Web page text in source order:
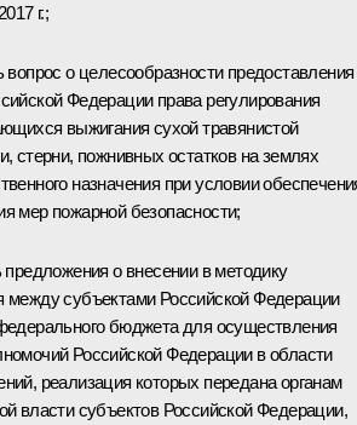
г.;
вопрос о целесообразности предоставления
Федерации права регулирования
выжигания сухой травянистой
стерни, пожнивных остатков на землях
назначения при условии
мер пожарной безопасности;
предложения о внесении в методику
между субъектами Российской Федерации
бюджета для осуществления
Российской Федерации в области
реализация которых передана органам
власти субъектов Российской Федерации,